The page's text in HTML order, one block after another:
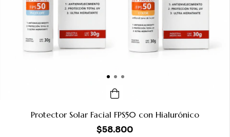
Protector Solar Facial FPS50 con Hialurónico
$58.800